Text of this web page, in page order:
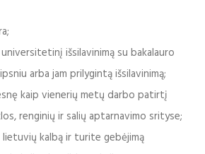
išsilavinimą su bakalauro
arba jam prilygintą išsilavinimą;
kaip vienerių metų darbo patirtį
renginių ir salių aptarnavimo srityse;
kalbą ir turite gebėjimą